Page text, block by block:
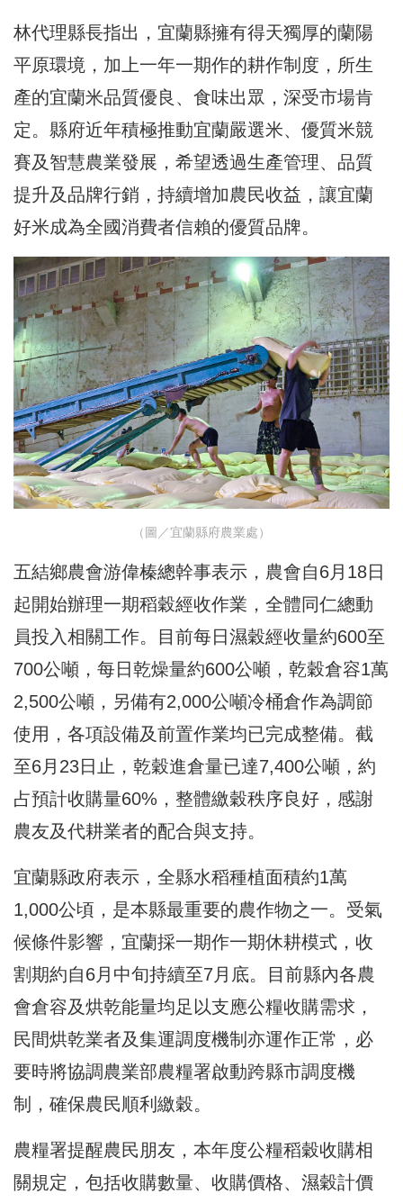
林代理縣長指出，宜蘭縣擁有得天獨厚的蘭陽
平原環境，加上一年一期作的耕作制度，所生
產的宜蘭米品質優良、食味出眾，深受市場肯
定。縣府近年積極推動宜蘭嚴選米、優質米競
賽及智慧農業發展，希望透過生產管理、品質
提升及品牌行銷，持續增加農民收益，讓宜蘭
好米成為全國消費者信賴的優質品牌。
（圖／宜蘭縣府農業處）
五結鄉農會游偉榛總幹事表示，農會自6月18日
起開始辦理一期稻穀經收作業，全體同仁總動
員投入相關工作。目前每日濕穀經收量約600至
700公噸，每日乾燥量約600公噸，乾穀倉容1萬
2,500公噸，另備有2,000公噸冷桶倉作為調節
使用，各項設備及前置作業均已完成整備。截
至6月23日止，乾穀進倉量已達7,400公噸，約
占預計收購量60%，整體繳穀秩序良好，感謝
農友及代耕業者的配合與支持。
宜蘭縣政府表示，全縣水稻種植面積約1萬
1,000公頃，是本縣最重要的農作物之一。受氣
候條件影響，宜蘭採一期作一期休耕模式，收
割期約自6月中旬持續至7月底。目前縣內各農
會倉容及烘乾能量均足以支應公糧收購需求，
民間烘乾業者及集運調度機制亦運作正常，必
要時將協調農業部農糧署啟動跨縣市調度機
制，確保農民順利繳穀。
農糧署提醒農民朋友，本年度公糧稻穀收購相
關規定，包括收購數量、收購價格、濕穀計價